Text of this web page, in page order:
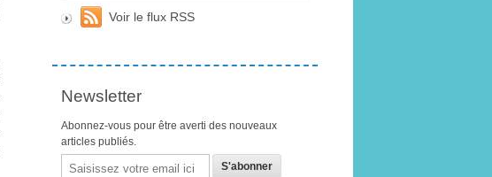
Voir le flux RSS
Newsletter
Abonnez-vous pour être averti des nouveaux
articles publiés.
Email